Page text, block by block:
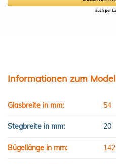
Informationen zum Model
Glasbreite in mm: 54
Stegbreite in mm: 20
Bügellänge in mm: 142